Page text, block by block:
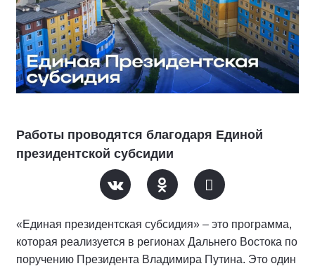
Работы проводятся благодаря Единой
президентской субсидии
«Единая президентская субсидия» – это программа,
которая реализуется в регионах Дальнего Востока по
поручению Президента Владимира Путина. Это один